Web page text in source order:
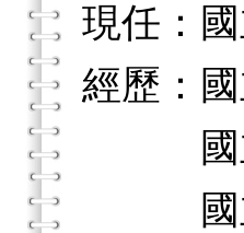
現任：
經歷：
國立臺
國立